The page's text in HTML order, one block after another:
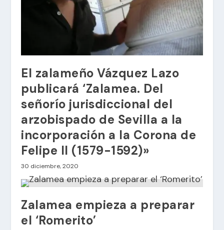
El zalameño Vázquez Lazo
publicará ‘Zalamea. Del
señorío jurisdiccional del
arzobispado de Sevilla a la
incorporación a la Corona de
Felipe II (1579-1592)»
30 diciembre, 2020
Zalamea empieza a preparar
el ‘Romerito’